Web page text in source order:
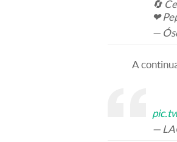
🔄
❤
—
A
—